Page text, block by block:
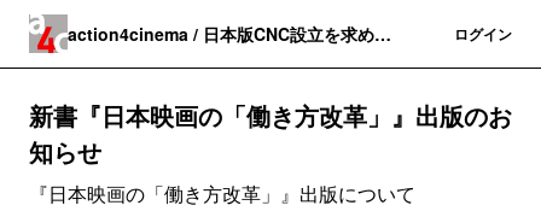
action4cinema / 日本版CNC設立を求める
ログイン
新書『日本映画の「働き方改革」』出版のお
知らせ
『日本映画の「働き方改革」』出版について